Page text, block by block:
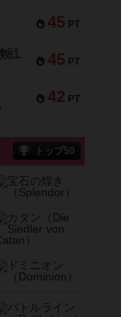
45 PT
45 PT
Bitter End ブタペスト救出作戦
42 PT
トップ50